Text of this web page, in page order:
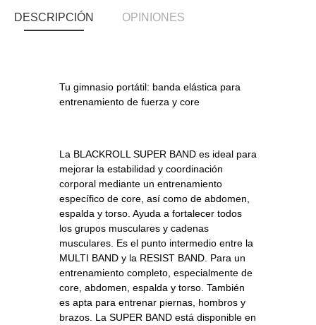
DESCRIPCIÓN OPINIONES
Tu gimnasio portátil: banda elástica para
entrenamiento de fuerza y ​​core
La BLACKROLL SUPER BAND es ideal para
mejorar la estabilidad y coordinación
corporal mediante un entrenamiento
específico de core, así como de abdomen,
espalda y torso. Ayuda a fortalecer todos
los grupos musculares y cadenas
musculares. Es el punto intermedio entre la
MULTI BAND y la RESIST BAND. Para un
entrenamiento completo, especialmente de
core, abdomen, espalda y torso. También
es apta para entrenar piernas, hombros y
brazos. La SUPER BAND está disponible en